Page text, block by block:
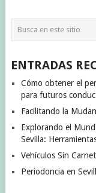
ENTRADAS
Cómo obtener el
para futuros
Facilitando la
Explorando el
Sevilla:
Vehículos Sin
Periodoncia en